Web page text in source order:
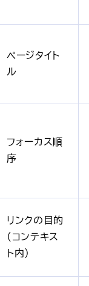
ページタイト
ル
フォーカス順
序
リンクの目的
(コンテキス
ト内)